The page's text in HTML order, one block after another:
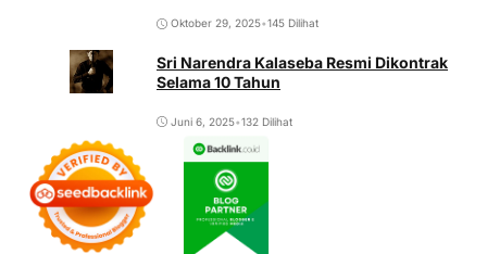
Oktober 29, 2025•145 Dilihat
Sri Narendra Kalaseba Resmi Dikontrak
Selama 10 Tahun
Juni 6, 2025•132 Dilihat